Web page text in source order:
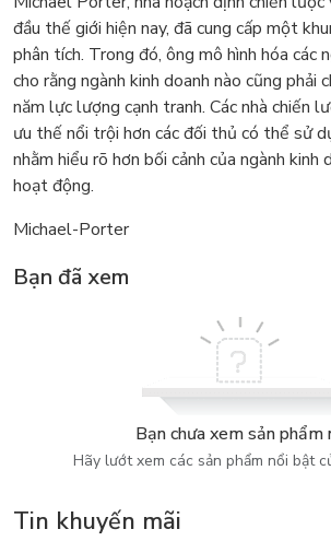
đầu thế giới hiện nay, đã cung cấp một
phân tích. Trong đó, ông mô hình hóa các
cho rằng ngành kinh doanh nào cũng phải
năm lực lượng cạnh tranh. Các nhà chiến
ưu thế nổi trội hơn các đối thủ có thể sử
nhằm hiểu rõ hơn bối cảnh của ngành kinh
hoạt động.
Michael-Porter
Bạn đã xem
Bạn chưa xem sản phẩm
Hãy lướt xem các sản phẩm nổi bật
Tin khuyến mãi